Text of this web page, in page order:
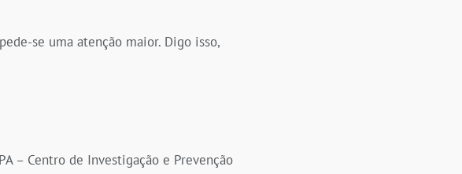
se uma atenção maior. Digo isso,
– Centro de Investigação e Prevenção